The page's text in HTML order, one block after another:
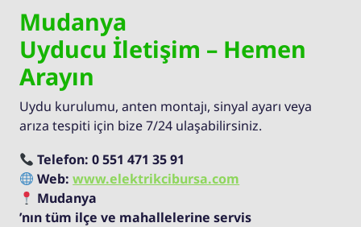
Mudanya
Uyducu İletişim – Hemen
Arayın
Uydu kurulumu, anten montajı, sinyal ayarı veya
arıza tespiti için bize 7/24 ulaşabilirsiniz.
Telefon: 0 551 471 35 91
Web: www.elektrikcibursa.com
Mudanya
’nın tüm ilçe ve mahallelerine servis